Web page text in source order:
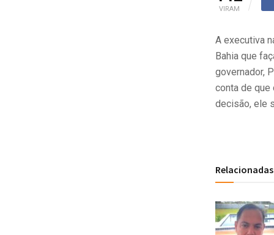
VIRAM
A executiva
Bahia que
governador,
conta de que
decisão, ele
Relacionadas